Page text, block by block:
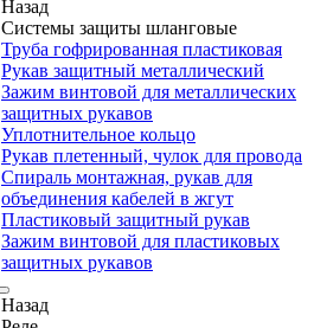
Назад
Системы защиты шланговые
Труба гофрированная пластиковая
Рукав защитный металлический
Зажим винтовой для металлических
защитных рукавов
Уплотнительное кольцо
Рукав плетенный, чулок для провода
Спираль монтажная, рукав для
объединения кабелей в жгут
Пластиковый защитный рукав
Зажим винтовой для пластиковых
защитных рукавов
Назад